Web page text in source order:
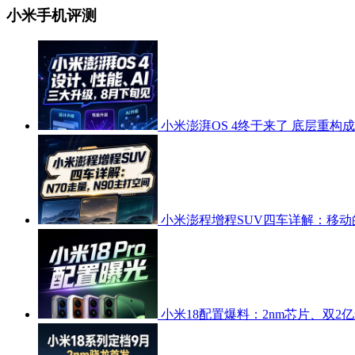
小米手机评测
小米澎湃OS 4终于来了 底层重构
小米澎程增程SUV四车详解：移动
小米18配置爆料：2nm芯片、双2